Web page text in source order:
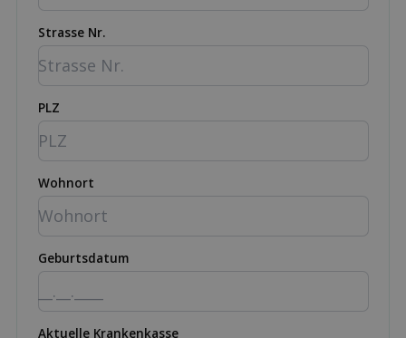
Strasse Nr.
PLZ
Wohnort
Geburtsdatum
Aktuelle Krankenkasse